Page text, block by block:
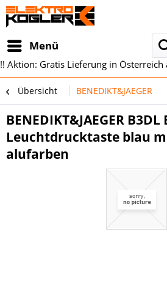
Menü
!! Aktion: Gratis Lieferung in
Übersicht BENEDIKT&JAEGER
BENEDIKT&JAEGER B3DL
Leuchtdrucktaste blau
alufarben